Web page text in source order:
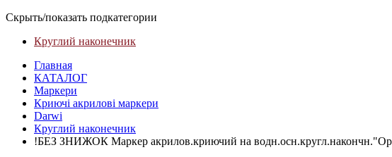
Скрыть/показать подкатегории
Круглий наконечник
Главная
КАТАЛОГ
Маркери
Криючі акрилові маркери
Darwi
Круглий наконечник
!БЕЗ ЗНИЖОК Маркер акрилов.криючий на